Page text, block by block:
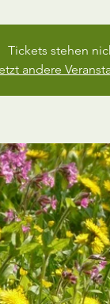
Tickets stehen
andere